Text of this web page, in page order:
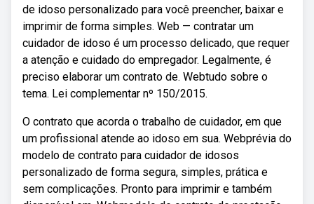
de idoso personalizado para você preencher, baixar e
imprimir de forma simples. Web — contratar um
cuidador de idoso é um processo delicado, que requer
a atenção e cuidado do empregador. Legalmente, é
preciso elaborar um contrato de. Webtudo sobre o
tema. Lei complementar nº 150/2015.
O contrato que acorda o trabalho de cuidador, em que
um profissional atende ao idoso em sua. Webprévia do
modelo de contrato para cuidador de idosos
personalizado de forma segura, simples, prática e
sem complicações. Pronto para imprimir e também